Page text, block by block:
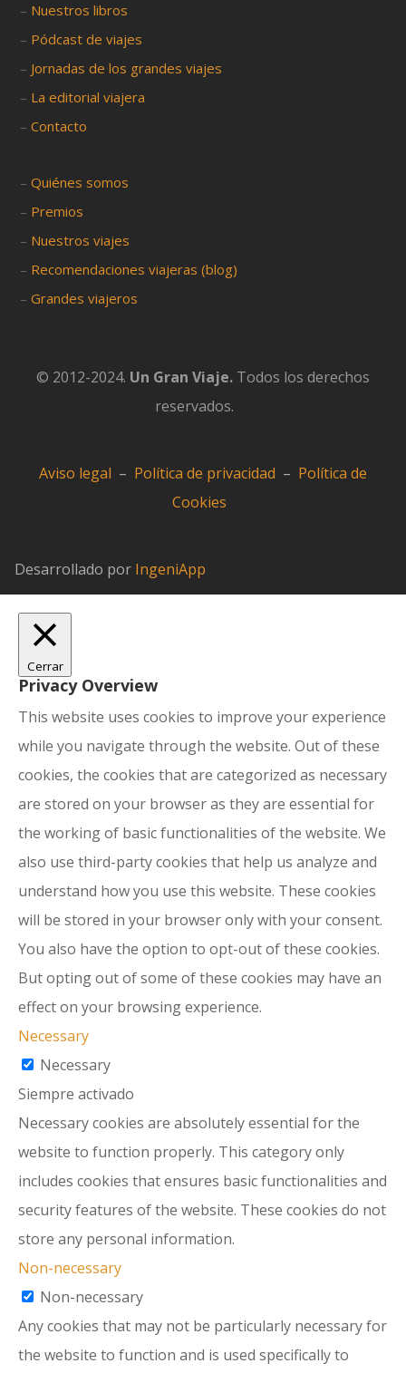
– Nuestros libros
– Pódcast de viajes
– Jornadas de los grandes viajes
– La editorial viajera
–Contacto
–Quiénes somos
– Premios
– Nuestros viajes
– Recomendaciones viajeras (blog)
–Grandes viajeros
© 2012-2024. Un Gran Viaje. Todos los derechos
reservados.
Aviso legal – Política de privacidad – Política de
Cookies
Desarrollado por IngeniApp
Cerrar
Privacy Overview
This website uses cookies to improve your experience
while you navigate through the website. Out of these
cookies, the cookies that are categorized as necessary
are stored on your browser as they are essential for
the working of basic functionalities of the website. We
also use third-party cookies that help us analyze and
understand how you use this website. These cookies
will be stored in your browser only with your consent.
You also have the option to opt-out of these cookies.
But opting out of some of these cookies may have an
effect on your browsing experience.
Necessary
Necessary
Siempre activado
Necessary cookies are absolutely essential for the
website to function properly. This category only
includes cookies that ensures basic functionalities and
security features of the website. These cookies do not
store any personal information.
Non-necessary
Non-necessary
Any cookies that may not be particularly necessary for
the website to function and is used specifically to